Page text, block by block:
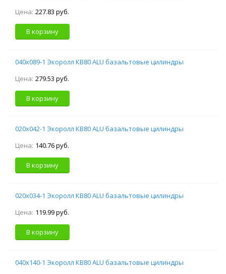
Цена: 227.83 руб.
В корзину
040х089-1 Экоролл КВ80 ALU базальтовые цилиндры
Цена: 279.53 руб.
В корзину
020х042-1 Экоролл КВ80 ALU базальтовые цилиндры
Цена: 140.76 руб.
В корзину
020х034-1 Экоролл КВ80 ALU базальтовые цилиндры
Цена: 119.99 руб.
В корзину
040х140-1 Экоролл КВ80 ALU базальтовые цилиндры